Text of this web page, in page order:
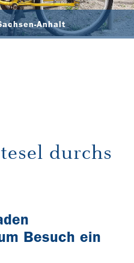
Anhalt
durchs
Besuch ein